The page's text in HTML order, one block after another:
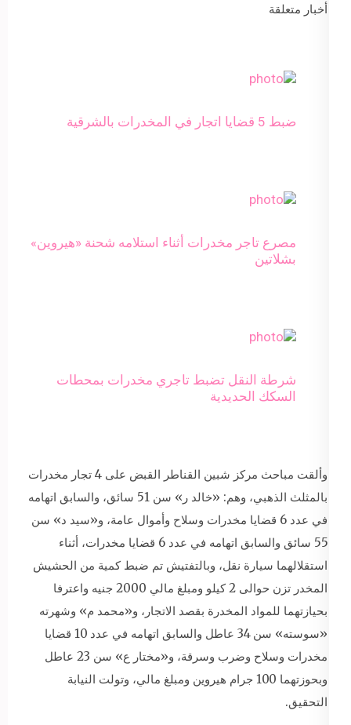
أخبار متعلقة
ضبط 5 قضايا اتجار في المخدرات بالشرقية
مصرع تاجر مخدرات أثناء استلامه شحنة «هيروين»
بشلاتين
شرطة النقل تضبط تاجري مخدرات بمحطات
السكك الحديدية
وألقت مباحث مركز شبين القناطر القبض على 4 تجار مخدرات
بالمثلث الذهبي، وهم: «خالد ر» سن 51 سائق، والسابق اتهامه
في عدد 6 قضايا مخدرات وسلاح وأموال عامة، و«سيد د» سن
55 سائق والسابق اتهامه في عدد 6 قضايا مخدرات، أثناء
استقلالهما سيارة نقل، وبالتفتيش تم ضبط كمية من الحشيش
المخدر تزن حوالى 2 كيلو ومبلغ مالي 2000 جنيه واعترفا
بحيازتهما للمواد المخدرة بقصد الاتجار، و«محمد م» وشهرته
«سوسته» سن 34 عاطل والسابق اتهامه في عدد 10 قضايا
مخدرات وسلاح وضرب وسرقة، و«مختار ع» سن 23 عاطل
وبحوزتهما 100 جرام هيروين ومبلغ مالي، وتولت النيابة
التحقيق.